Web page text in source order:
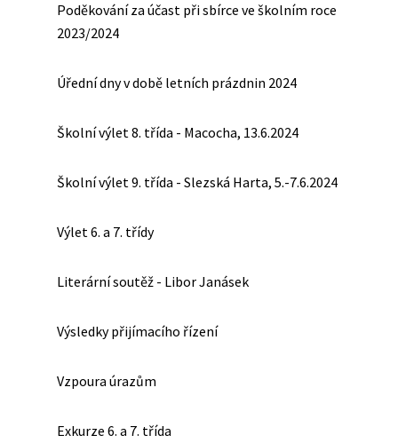
Poděkování za účast při sbírce ve školním roce
2023/2024
Úřední dny v době letních prázdnin 2024
Školní výlet 8. třída - Macocha, 13.6.2024
Školní výlet 9. třída - Slezská Harta, 5.-7.6.2024
Výlet 6. a 7. třídy
Literární soutěž - Libor Janásek
Výsledky přijímacího řízení
Vzpoura úrazům
Exkurze 6. a 7. třída